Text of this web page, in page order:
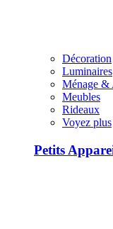
Décoration
Luminaires
Ménage &
Meubles
Rideaux
Voyez plus
Petits